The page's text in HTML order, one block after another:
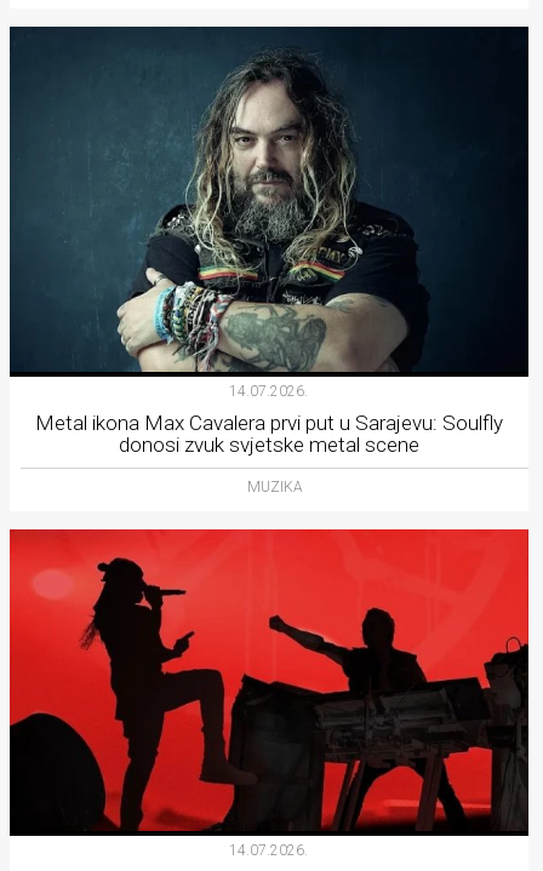
14.07.2026.
Metal ikona Max Cavalera prvi put u Sarajevu: Soulfly
donosi zvuk svjetske metal scene
MUZIKA
14.07.2026.